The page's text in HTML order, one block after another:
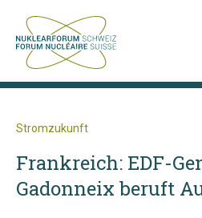
Stromzukunft
Frankreich: EDF-
Gadonneix beruft